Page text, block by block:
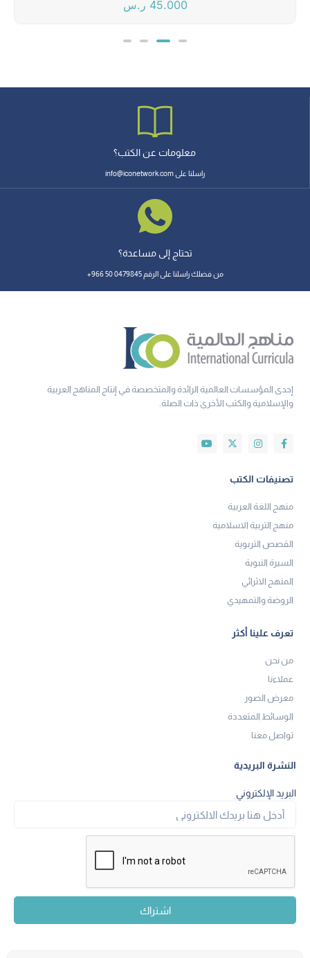
45.000 ر.س
معلومات عن الكتب؟
راسلنا على info@iconetwork.com
تحتاج إلى مساعدة؟
من فضلك راسلنا على الرقم 0479845 50 966+
إحدى المؤسسات العالمية الرائدة والمتخصصة في إنتاج المناهج العربية
والإسلامية والكتب الأخرى ذات الصلة.
تصنيفات الكتب
منهج اللغة العربية
منهج التربية الاسلامية
القصص التربوية
السيرة النبوية
المنهج الاثرائي
الروضة والتمهيدي
تعرف علينا أكثر
من نحن
عملاءنا
معرض الصور
الوسائط المتعددة
تواصل معنا
النشرة البريدية
البريد الإلكتروني
اشتراك